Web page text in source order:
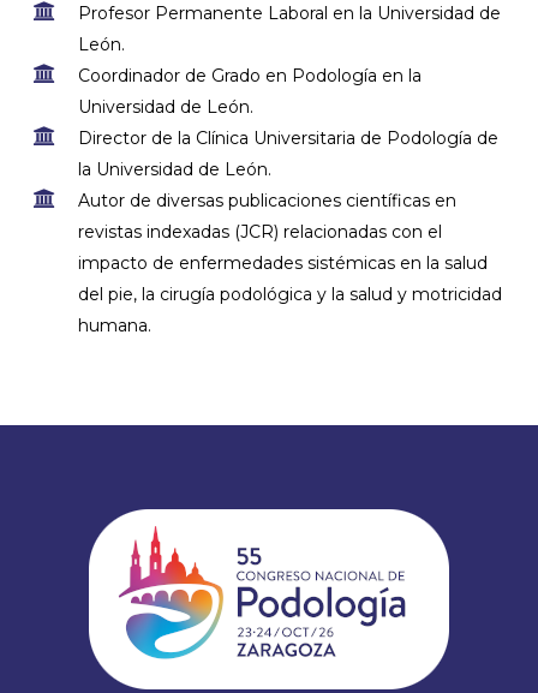
Profesor Permanente Laboral en la Universidad de
León.
Coordinador de Grado en Podología en la
Universidad de León.
Director de la Clínica Universitaria de Podología de
la Universidad de León.
Autor de diversas publicaciones científicas en
revistas indexadas (JCR) relacionadas con el
impacto de enfermedades sistémicas en la salud
del pie, la cirugía podológica y la salud y motricidad
humana.